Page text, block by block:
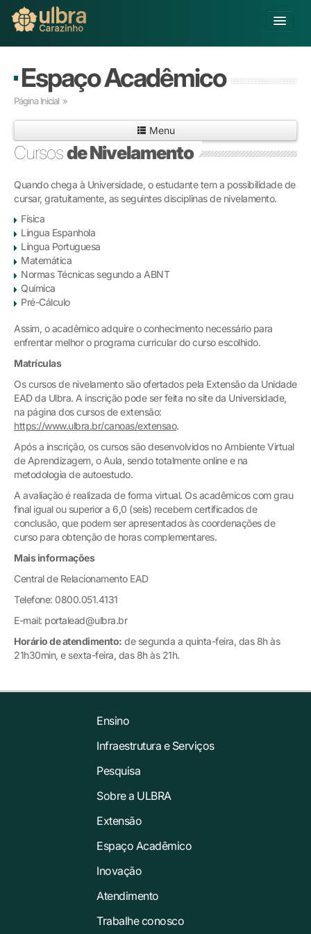
Buscar
Matricule-se
Graduação
Pós-graduação
Educação a Distância
Pesquisa
Extensão
Infraestrutura e Serviços
Inovação
Sobre a ULBRA
Espaço Acadêmico
Página Inicial »
Menu
Cursosde Nivelamento
Quando chega à Universidade, o estudante tem a possibilidade de
cursar, gratuitamente, as seguintes disciplinas de nivelamento.
Física
Língua Espanhola
Língua Portuguesa
Matemática
Normas Técnicas segundo a ABNT
Química
Pré-Cálculo
Assim, o acadêmico adquire o conhecimento necessário para
enfrentar melhor o programa curricular do curso escolhido.
Matrículas
Os cursos de nivelamento são ofertados pela Extensão da Unidade
EAD da Ulbra. A inscrição pode ser feita no site da Universidade,
na página dos cursos de extensão:
https://www.ulbra.br/canoas/extensao.
Após a inscrição, os cursos são desenvolvidos no Ambiente Virtual
de Aprendizagem, o Aula, sendo totalmente online e na
metodologia de autoestudo.
A avaliação é realizada de forma virtual. Os acadêmicos com grau
final igual ou superior a 6,0 (seis) recebem certificados de
conclusão, que podem ser apresentados às coordenações de
curso para obtenção de horas complementares.
Mais informações
Central de Relacionamento EAD
Telefone: 0800.051.4131
E-mail: portalead@ulbra.br
Horário de atendimento: de segunda a quinta-feira, das 8h às
21h30min, e sexta-feira, das 8h às 21h.
Ensino
Infraestrutura e Serviços
Pesquisa
Sobre a ULBRA
Extensão
Espaço Acadêmico
Inovação
Atendimento
Trabalhe conosco